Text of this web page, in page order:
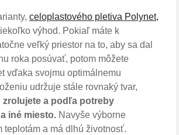
celoplastového pletiva Polynet,
výhod. Pokiaľ máte k
veľký priestor na to, aby sa dal
roka posúvať, potom môžete
vďaka svojmu optimálnemu
udržuje stále rovnaký tvar,
zrolujete a podľa potreby
iné miesto. Navyše výborne
teplotám a má dlhú životnosť.